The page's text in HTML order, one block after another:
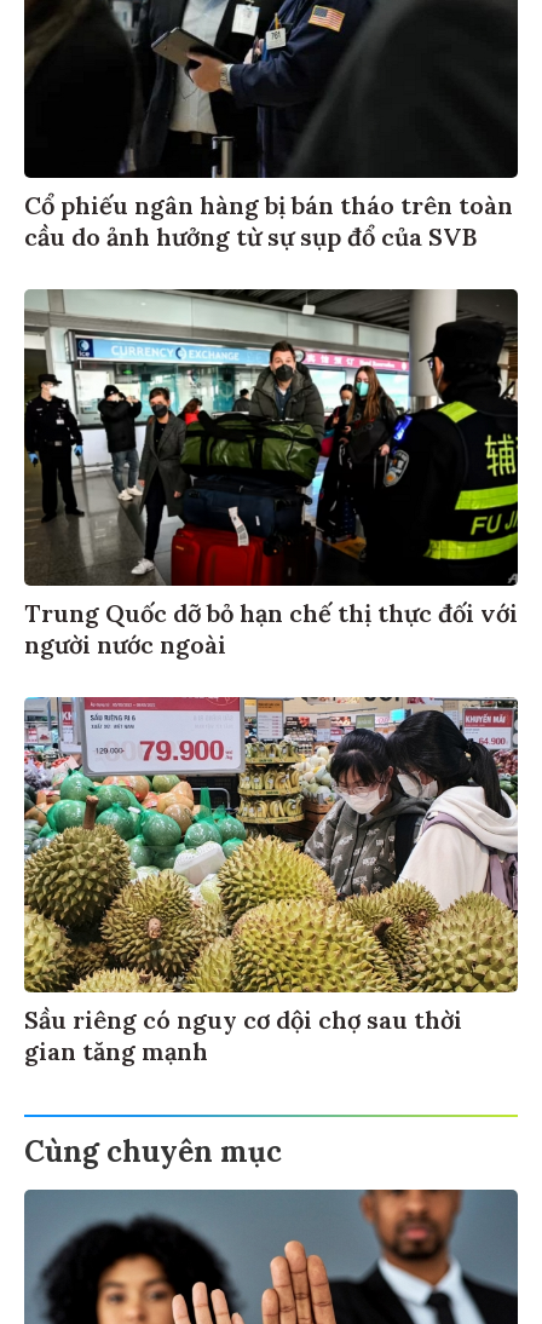
Cổ phiếu ngân hàng bị bán tháo trên toàn
cầu do ảnh hưởng từ sự sụp đổ của SVB
Trung Quốc dỡ bỏ hạn chế thị thực đối với
người nước ngoài
Sầu riêng có nguy cơ dội chợ sau thời
gian tăng mạnh
Cùng chuyên mục